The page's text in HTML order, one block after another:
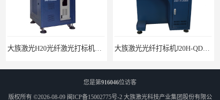
您是第916046位访客
版权所有 ©2026-08-09 闽ICP备15002775号-2 大族激光科技产业集团股份有限公